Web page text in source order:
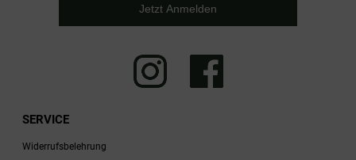
Jetzt Anmelden
SERVICE
Widerrufsbelehrung